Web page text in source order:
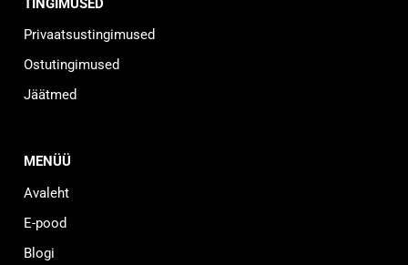
TINGIMUSED
Privaatsustingimused
Ostutingimused
Jäätmed
MENÜÜ
Avaleht
E-pood
Blogi